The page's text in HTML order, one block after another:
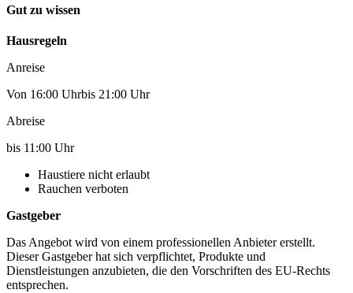
Gut zu wissen
Hausregeln
Anreise
Von 16:00 Uhrbis 21:00 Uhr
Abreise
bis 11:00 Uhr
Haustiere nicht erlaubt
Rauchen verboten
Gastgeber
Das Angebot wird von einem professionellen Anbieter erstellt.
Dieser Gastgeber hat sich verpflichtet, Produkte und
Dienstleistungen anzubieten, die den Vorschriften des EU-Rechts
entsprechen.